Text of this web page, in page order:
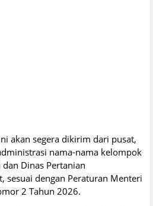
akan segera dikirim dari pusat,
nama-nama kelompok
Dinas Pertanian
sesuai dengan Peraturan Menteri
2 Tahun 2026.